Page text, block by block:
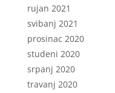
rujan 2021
svibanj 2021
prosinac 2020
studeni 2020
srpanj 2020
travanj 2020